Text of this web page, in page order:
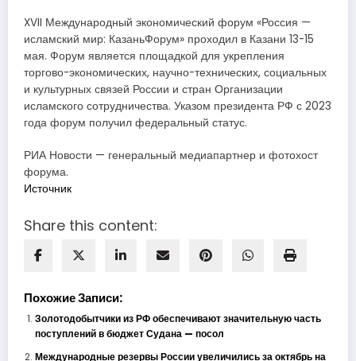
XVII Международный экономический форум «Россия —
исламский мир: КазаньФорум» проходил в Казани 13-15
мая. Форум является площадкой для укрепления
торгово-экономических, научно-технических, социальных
и культурных связей России и стран Организации
исламского сотрудничества. Указом президента РФ с 2023
года форум получил федеральный статус.
РИА Новости — генеральный медиапартнер и фотохост
форума.
Источник
Share this content:
Похожие Записи:
Золотодобытчики из РФ обеспечивают значительную часть
поступлений в бюджет Судана — посол
Международные резервы России увеличились за октябрь на